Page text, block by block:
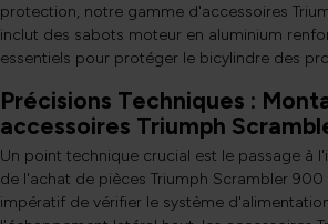
protection, notre gamme d'accessoires
inclut des sabots moteur en aluminium
essentiels pour protéger le bicylindre des
Précisions Techniques :
accessoires Triumph
Un point technique crucial est le passage à
de l'achat de pièces Triumph Scrambler 900
impératif de vérifier le système